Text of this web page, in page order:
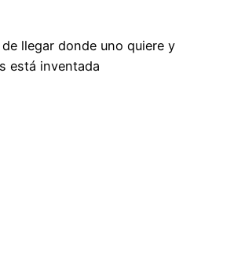
llegar donde uno quiere y
está inventada